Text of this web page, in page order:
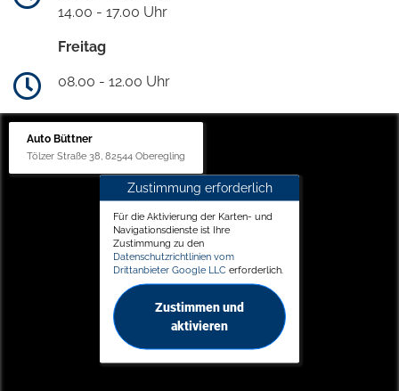
14.00 - 17.00 Uhr
Freitag
08.00 - 12.00 Uhr
Auto Büttner
Tölzer Straße 38, 82544 Oberegling
Zustimmung erforderlich
Für die Aktivierung der Karten- und
Navigationsdienste ist Ihre
Zustimmung zu den
Datenschutzrichtlinien vom
Drittanbieter Google LLC erforderlich.
Zustimmen und
aktivieren